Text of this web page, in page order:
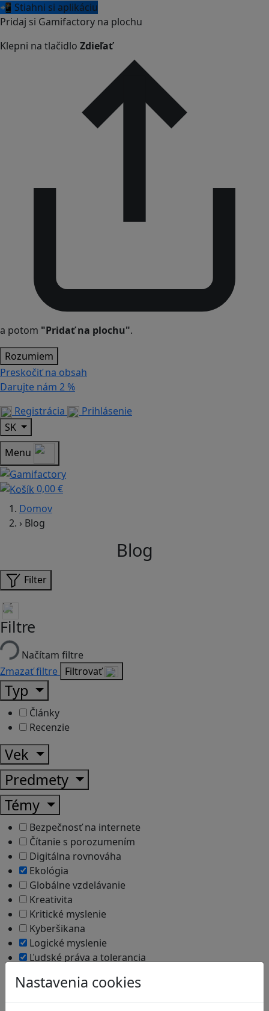
📲 Stiahni si aplikáciu
Pridaj si Gamifactory na plochu
Klepni na tlačidlo Zdieľať
a potom "Pridať na plochu".
Rozumiem
Preskočiť na obsah
Darujte nám 2 %
Registrácia
Prihlásenie
SK
Menu
0,00 €
Nastavenia cookies
Domov
› Blog
Blog
Filter
Filtre
Načítam filtre
Zmazať filtre Filtrovať
Typ
Články
Recenzie
Vek
Predmety
Témy
Bezpečnosť na internete
Čítanie s porozumením
Digitálna rovnováha
Ekológia
Globálne vzdelávanie
Kreativita
Kritické myslenie
Kyberšikana
Logické myslenie
Ľudské práva a tolerancia
Programovanie/Technika
Sociálne zručnosti a kooperácia